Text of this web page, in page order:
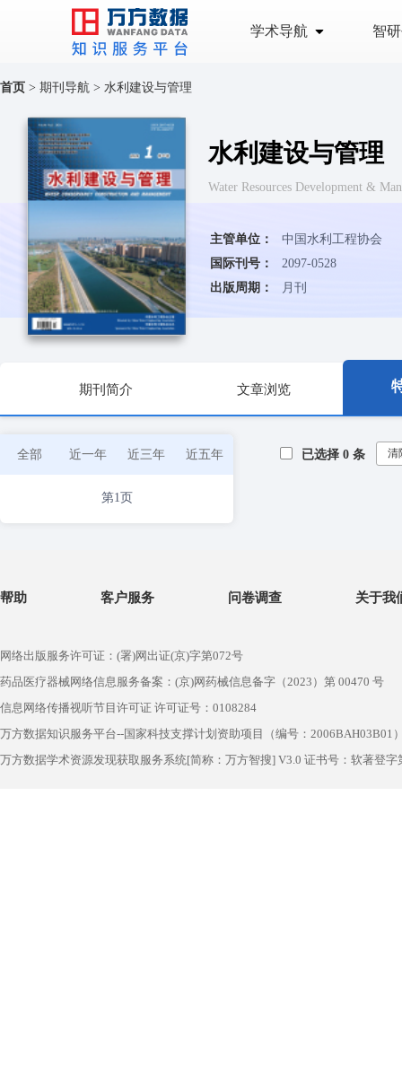
学术导航 智
首页 > 期刊导航 > 水利建设与管理
水利建设与管理
Water Resources Development &
主管单位：
中国水利工程协会
国际刊号：
2097-0528
出版周期：
月刊
期刊简介 文章浏览
全部 近一年 近三年 近五年
第1页
已选择 0 条 清
帮助 客户服务 问卷调查 关于我
网络出版服务许可证：(署)网出证(京)字第072号
药品医疗器械网络信息服务备案：(京)网药械信息备字（2023）第 00470 号
信息网络传播视听节目许可证 许可证号：0108284
万方数据知识服务平台--国家科技支撑计划资助项目（编号：2006BAH03B01
万方数据学术资源发现获取服务系统[简称：万方智搜] V3.0 证书号：软著登字